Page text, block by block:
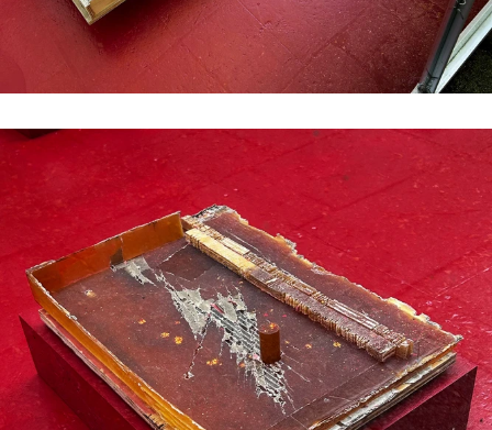
#4 | 2020 Jason Gringler
#3 | 2020 Lucio Auri
#2 | 2020 Patricia Sandonis
#1 | 2020 Florian Neufeldt
//related to time
#6 | 2019 Christian Gode
#5 | 2018 Ulrike Mohr
#4 | 2018 Ilona Kálnoky
#3 | 2018 Markus Wirthmann
#2 | 2018 Nadja Schöllhammer